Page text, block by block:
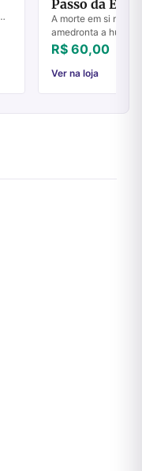
Passo da
A morte em si não é
amedronta a
imemoriais, e sim o
sobre ela: há ou
que ...
R$ 60,00
Ver na loja